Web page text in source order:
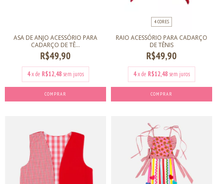
ASA DE ANJO ACESSÓRIO PARA
CADARÇO DE TÊ...
R$49,90
4x de R$12,48 sem juros
4 CORES
RAIO ACESSÓRIO PARA CADARÇO
DE TÊNIS
R$49,90
4x de R$12,48 sem juros
COMPRAR